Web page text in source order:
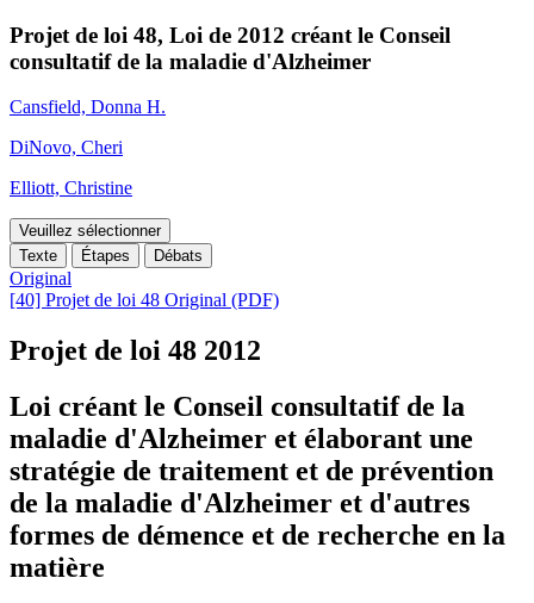
Projet de loi 48, Loi de 2012 créant le Conseil
consultatif de la maladie d'Alzheimer
Cansfield, Donna H.
DiNovo, Cheri
Elliott, Christine
Veuillez sélectionner
Texte
Étapes Débats
Original
[40] Projet de loi 48 Original (PDF)
Projet de loi 48 2012
Loi créant le Conseil consultatif de la
maladie d'Alzheimer et élaborant une
stratégie de traitement et de prévention
de la maladie d'Alzheimer et d'autres
formes de démence et de recherche en la
matière